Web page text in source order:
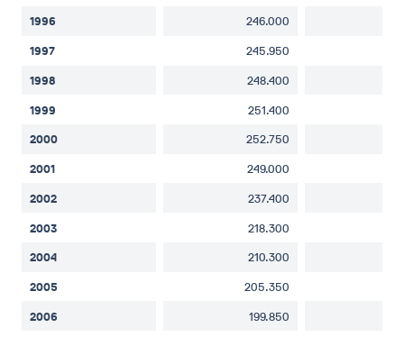
1996 246.000
1997 245.950
1998 248.400
1999 251.400
2000 252.750
2001 249.000
2002 237.400
2003 218.300
2004 210.300
2005 205.350
2006 199.850